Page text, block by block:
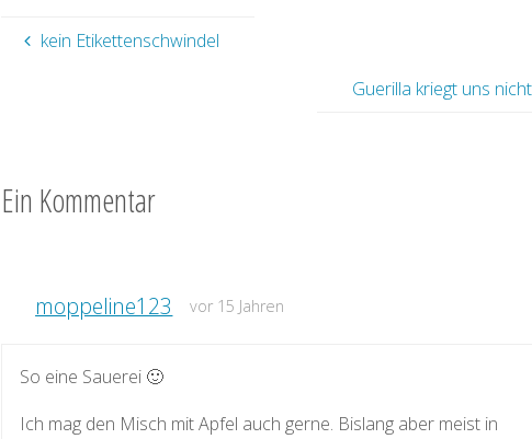
kein Etikettenschwindel
Guerilla kriegt uns nicht
Ein Kommentar
moppeline123 vor 15 Jahren
So eine Sauerei 🙂
Ich mag den Misch mit Apfel auch gerne. Bislang aber meist in